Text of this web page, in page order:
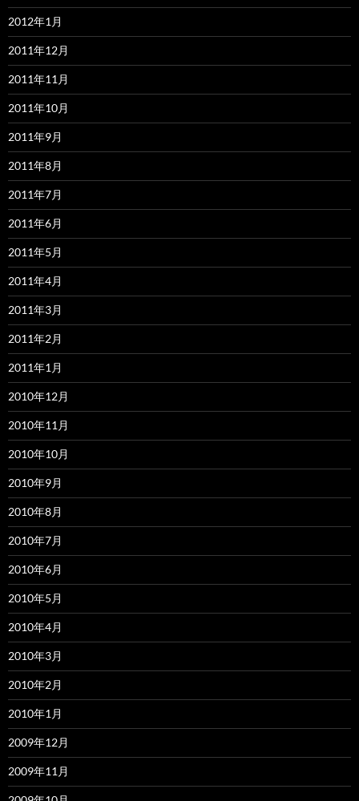
2012年1月
2011年12月
2011年11月
2011年10月
2011年9月
2011年8月
2011年7月
2011年6月
2011年5月
2011年4月
2011年3月
2011年2月
2011年1月
2010年12月
2010年11月
2010年10月
2010年9月
2010年8月
2010年7月
2010年6月
2010年5月
2010年4月
2010年3月
2010年2月
2010年1月
2009年12月
2009年11月